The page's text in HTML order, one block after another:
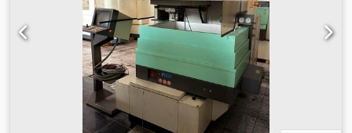
10,5 kVA Размери и тегло Размери (Д × Ш × В):
приблизително 2.215 × 2.215 × 2.220 мм Тегло на
машината: приблизително 3.600 кг ОБОРУДВАНЕ Напълно
автоматично вдяване на телта